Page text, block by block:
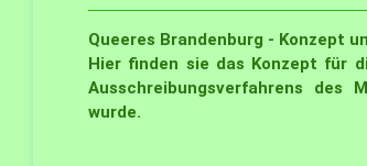
Queeres Brandenburg - Konzept
Hier finden sie das Konzept für
Ausschreibungsverfahrens des
wurde.